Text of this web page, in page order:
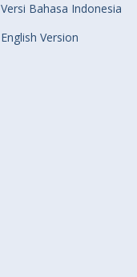
Versi Bahasa Indonesia
English Version